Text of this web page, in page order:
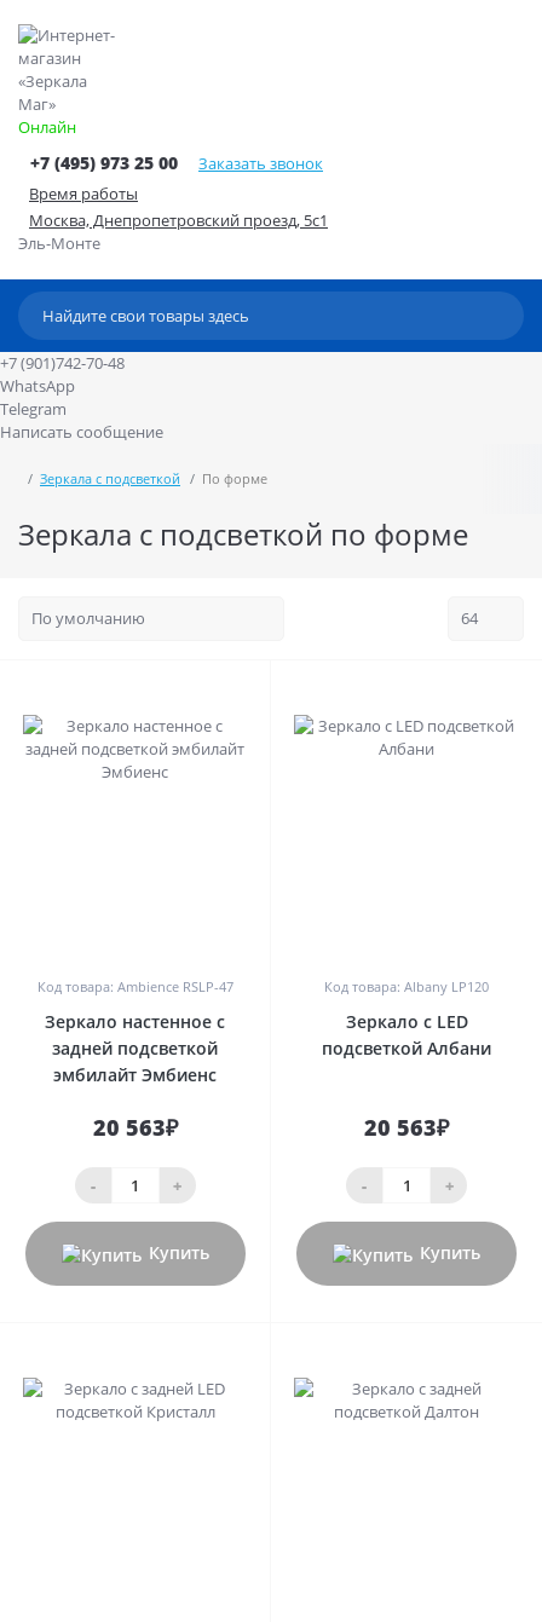
Онлайн
+7 (495) 973 25 00
Заказать звонок
Время работы
Москва, Днепропетровский проезд, 5с1
Эль-Монте
+7 (901)742-70-48
WhatsApp
Telegram
Написать сообщение
Зеркала с подсветкой По форме
Зеркала с подсветкой по форме
Код товара: Ambience RSLP-47
Зеркало настенное с
задней подсветкой
эмбилайт Эмбиенс
20 563₽
- +
Купить
Код товара: Albany LP120
Зеркало с LED
подсветкой Албани
20 563₽
- +
Купить